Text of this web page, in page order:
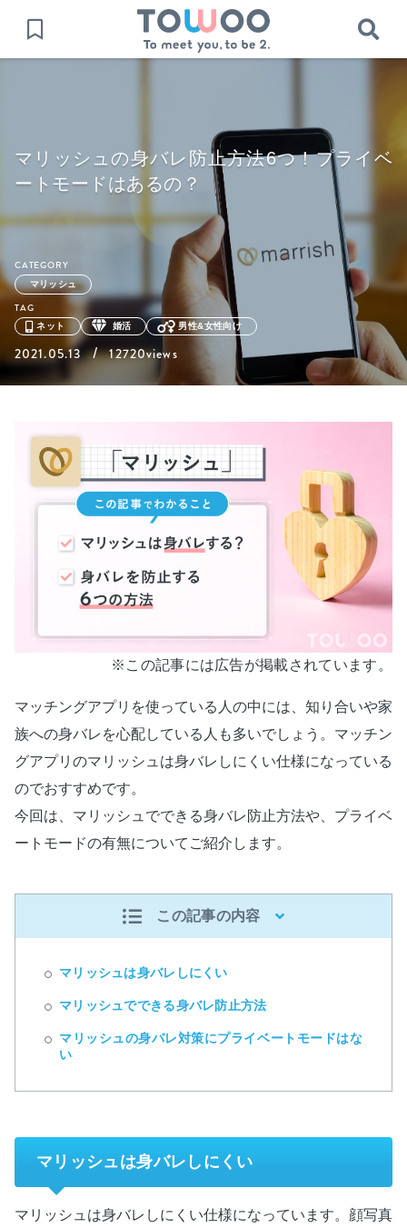
マリッシュの身バレ防止方法6つ！プライベ
ートモードはあるの？
CATEGORY
マリッシュ
TAG
ネット 婚活 男性&女性向け
2021.05.13 /12720views
※この記事には広告が掲載されています。
マッチングアプリを使っている人の中には、知り合いや家
族への身バレを心配している人も多いでしょう。マッチン
グアプリのマリッシュは身バレしにくい仕様になっている
のでおすすめです。
今回は、マリッシュでできる身バレ防止方法や、プライベ
ートモードの有無についてご紹介します。
この記事の内容
マリッシュは身バレしにくい
マリッシュでできる身バレ防止方法
マリッシュの身バレ対策にプライベートモードはな
い
マリッシュは身バレしにくい
マリッシュは身バレしにくい仕様になっています。顔写真